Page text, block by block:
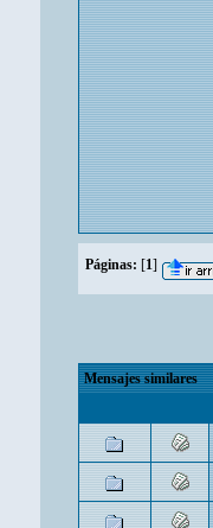
Páginas: [1]
Mensajes similares